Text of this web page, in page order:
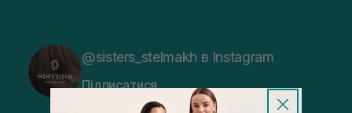
@sisters_stelmakh в Instagram
Підписатися